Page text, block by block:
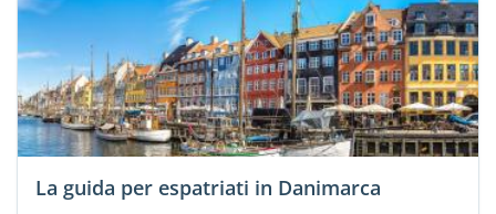
La guida per espatriati in Danimarca